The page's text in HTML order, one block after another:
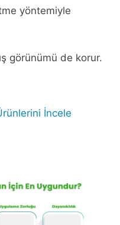
yöntemiyle
görünümü de korur.
İncele